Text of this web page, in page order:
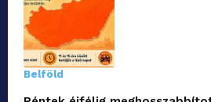
Belföld